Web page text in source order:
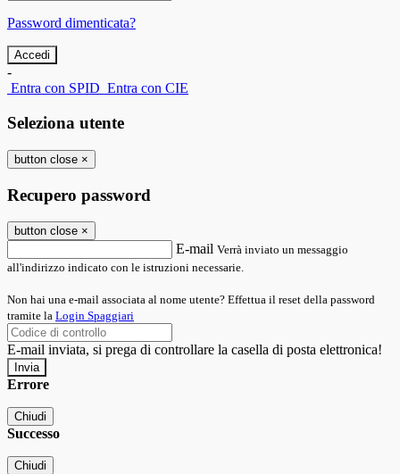
Password dimenticata?
-
Entra con SPID Entra con CIE
Seleziona utente
button close ×
Recupero password
button close ×
E-mail Verrà inviato un messaggio
all'indirizzo indicato con le istruzioni necessarie.
Non hai una e-mail associata al nome utente? Effettua il reset della password
tramite la Login Spaggiari
E-mail inviata, si prega di controllare la casella di posta elettronica!
Errore
Chiudi
Successo
Chiudi